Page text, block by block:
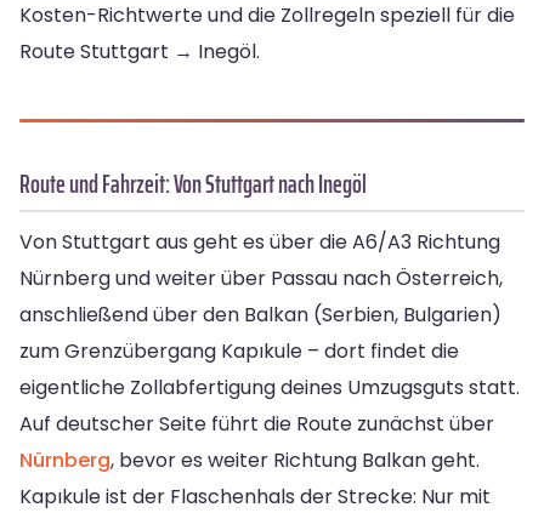
Kosten-Richtwerte und die Zollregeln speziell für die
Route Stuttgart → Inegöl.
Route und Fahrzeit: Von Stuttgart nach Inegöl
Von Stuttgart aus geht es über die A6/A3 Richtung
Nürnberg und weiter über Passau nach Österreich,
anschließend über den Balkan (Serbien, Bulgarien)
zum Grenzübergang Kapıkule – dort findet die
eigentliche Zollabfertigung deines Umzugsguts statt.
Auf deutscher Seite führt die Route zunächst über
Nürnberg, bevor es weiter Richtung Balkan geht.
Kapıkule ist der Flaschenhals der Strecke: Nur mit